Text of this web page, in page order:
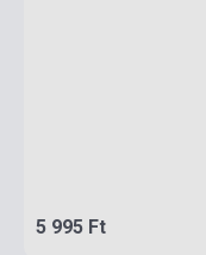
5 995 Ft